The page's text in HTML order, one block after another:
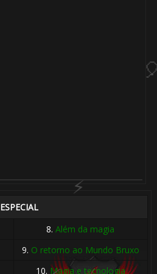
ESPECIAL
8.Além da magia
9. O retorno ao Mundo Bruxo
10. Magia e tecnologia